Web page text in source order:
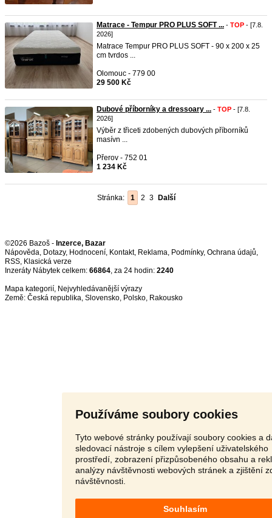
Používáme soubory cookies
Tyto webové stránky používají soubory cookies a
sledovací nástroje s cílem vylepšení uživatelského
prostředí, zobrazení přizpůsobeného obsahu a
analýzy návštěvnosti webových stránek a zjištění
návštěvnosti.
Souhlasím
Matrace - Tempur PRO PLUS SOFT ... - TOP - [7.8.
2026]
Matrace Tempur PRO PLUS SOFT - 90 x 200 x 25
cm tvrdos ...
Olomouc - 779 00
29 500 Kč
Dubové příborníky a dressoary ... - TOP - [7.8.
2026]
Výběr z třiceti zdobených dubových příborníků
masívn ...
Přerov - 752 01
1 234 Kč
Stránka: 1 2 3 Další
©2026 Bazoš - Inzerce, Bazar
Nápověda, Dotazy, Hodnocení, Kontakt, Reklama, Podmínky, Ochrana údajů,
RSS,
Inzeráty Nábytek celkem: 66864, za 24 hodin: 2240
Mapa kategorií, Nejvyhledávanější výrazy
Země: Česká republika, Slovensko, Polsko, Rakousko